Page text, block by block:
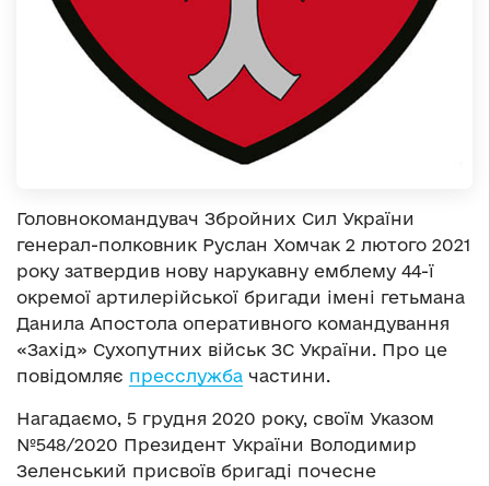
Головнокомандувач Збройних Сил України
генерал-полковник Руслан Хомчак 2 лютого 2021
року затвердив нову нарукавну емблему 44-ї
окремої артилерійської бригади імені гетьмана
Данила Апостола оперативного командування
«Захід» Сухопутних військ ЗС України. Про це
повідомляє пресслужба частини.
Нагадаємо, 5 грудня 2020 року, своїм Указом
№548/2020 Президент України Володимир
Зеленський присвоїв бригаді почесне